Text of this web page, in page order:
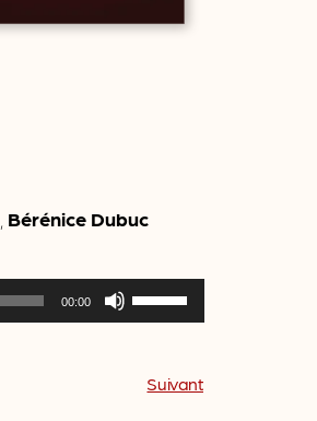
Bérénice Dubuc
00:00
pour
Suivant